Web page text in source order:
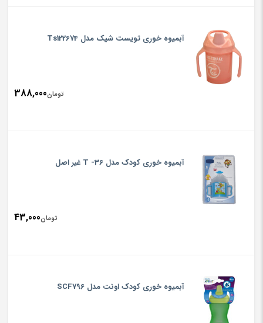
آبمیوه خوری تویست شیک مدل Ts122674
تومان388,000
آبمیوه خوری کودک مدل T -36 غیر اصل
تومان43,000
آبمیوه خوری کودک اونت مدل SCF796